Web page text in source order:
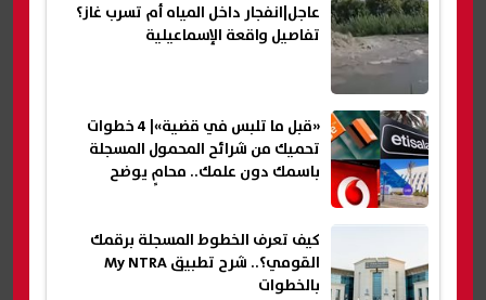
عاجل|انفجار داخل المياه أم تسرب غاز؟
تفاصيل واقعة الإسماعيلية
«قبل ما تلبس في قضية»| 4 خطوات
تحميك من شرائح المحمول المسجلة
باسمك دون علمك.. محامٍ يوضح
كيف تعرف الخطوط المسجلة برقمك
القومي؟.. شرح تطبيق My NTRA
بالخطوات